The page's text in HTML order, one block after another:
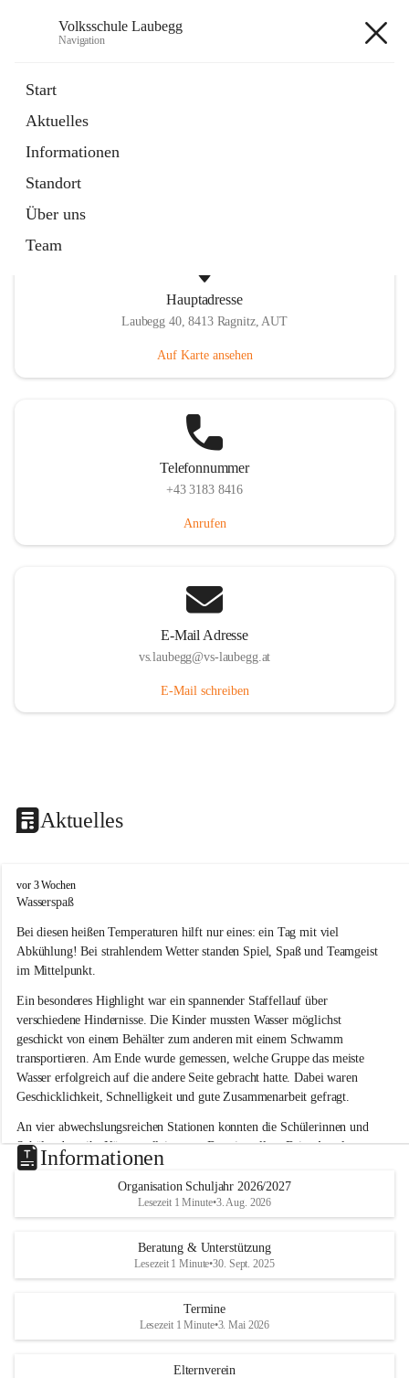
Volksschule Laubegg
Navigation
Start
Aktuelles
Informationen
Standort
Über uns
Team
Artikel
in
Tab
Hauptadresse
Laubegg 40, 8413 Ragnitz, AUT
Auf Karte ansehen
Telefonnummer
+43 3183 8416
Anrufen
E-Mail Adresse
vs.laubegg@vs-laubegg.at
E-Mail schreiben
Aktuelles
V
o
k
s
s
h
u
l
e
L
a
u
e
g
g
vor 3 Wochen
Wasserspaß
Bei diesen heißen Temperaturen hilft nur eines: ein Tag mit viel
Abkühlung! Bei strahlendem Wetter standen Spiel, Spaß und Teamgeist
im Mittelpunkt.
Ein besonderes Highlight war ein spannender Staffellauf über
verschiedene Hindernisse. Die Kinder mussten Wasser möglichst
geschickt von einem Behälter zum anderen mit einem Schwamm
transportieren. Am Ende wurde gemessen, welche Gruppe das meiste
Wasser erfolgreich auf die andere Seite gebracht hatte. Dabei waren
Geschicklichkeit, Schnelligkeit und gute Zusammenarbeit gefragt.
An vier abwechslungsreichen Stationen konnten die Schülerinnen und
Schüler dann ihr Können allein unter Beweis stellen. Beim Angeln
waren Geduld und Fingerspitzengefühl gefragt, während beim
Zielschießen mit Wasserpistolen oder Schwämmen Treffsicherheit
bewiesen werden musste.
Niemand blieb trocken, und die Kinder genossen die willkommene
Abkühlung bei sommerlichen Temperaturen. Mit vielen lachenden
Informationen
Organisation Schuljahr 2026/2027
Lesezeit 1 Minute•3. Aug. 2026
Beratung & Unterstützung
Lesezeit 1 Minute•30. Sept. 2025
Termine
Lesezeit 1 Minute•3. Mai 2026
Elternverein